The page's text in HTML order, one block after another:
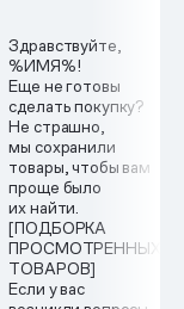
Здравствуйте,
%ИМЯ%!
Еще не готовы
сделать покупку?
Не страшно,
мы сохранили
товары, чтобы вам
проще было
их найти.
[ПОДБОРКА
ПРОСМОТРЕННЫХ
ТОВАРОВ]
Если у вас